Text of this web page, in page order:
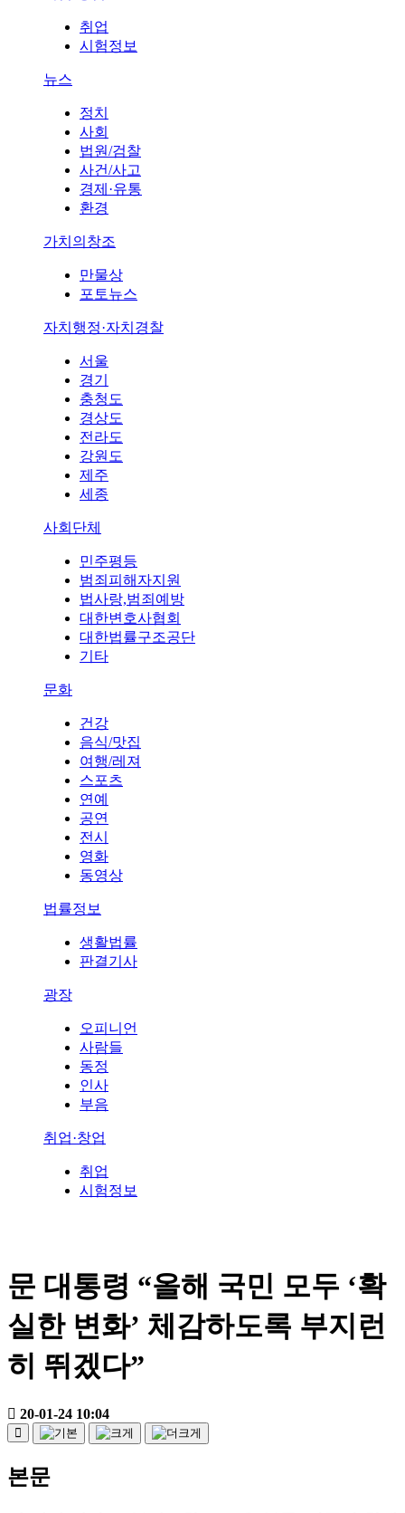
취업
시험정보
뉴스
정치
사회
법원/검찰
사건/사고
경제·유통
환경
가치의창조
만물상
포토뉴스
자치행정·자치경찰
서울
경기
충청도
경상도
전라도
강원도
제주
세종
사회단체
민주평등
범죄피해자지원
법사랑,범죄예방
대한변호사협회
대한법률구조공단
기타
문화
건강
음식/맛집
여행/레져
스포츠
연예
공연
전시
영화
동영상
법률정보
생활법률
판결기사
광장
오피니언
사람들
동정
인사
부음
취업·창업
취업
시험정보
문 대통령 “올해 국민 모두 ‘확
실한 변화’ 체감하도록 부지런
히 뛰겠다”
20-01-24 10:04
본문